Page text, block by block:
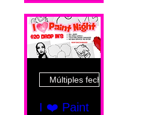
Múltiples fechas
I ❤️ Paint